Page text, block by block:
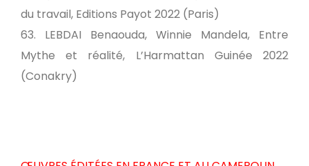
du travail, Editions Payot 2022 (Paris)
63. LEBDAI Benaouda, Winnie Mandela, Entre
Mythe et réalité, L’Harmattan Guinée 2022
(Conakry)